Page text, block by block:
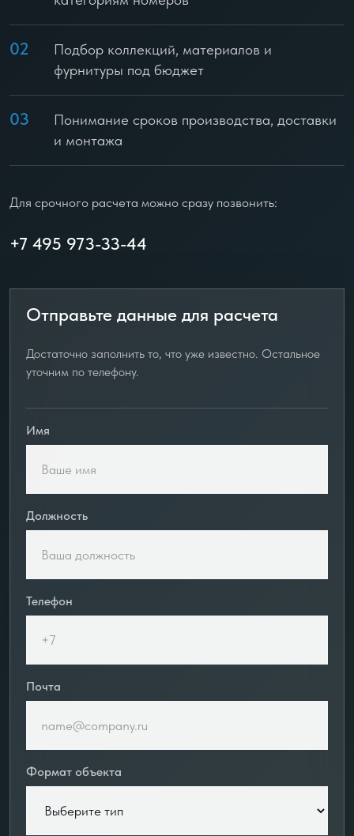
02
Подбор коллекций, материалов и
фурнитуры под бюджет
03
Понимание сроков производства, доставки
и монтажа
Для срочного расчета можно сразу позвонить:
+7 495 973-33-44
Отправьте данные для расчета
Достаточно заполнить то, что уже известно. Остальное
уточним по телефону.
Имя
Должность
Телефон
Почта
Формат объекта